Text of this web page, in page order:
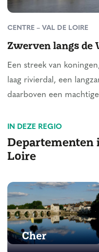
CENTRE – VAL DE LOIRE
Zwerven langs de
Een streek van
laag rivierdal, een
daarboven een
IN DEZE REGIO
Departementen
Loire
Cher